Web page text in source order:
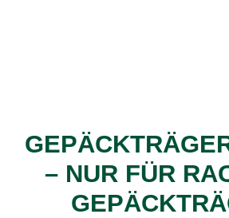
– NUR FÜR